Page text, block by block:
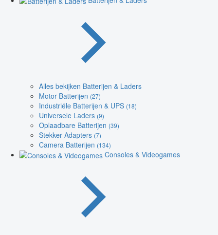
Alles bekijken Batterijen & Laders
Motor Batterijen (27)
Industriële Batterijen & UPS (18)
Universele Laders (9)
Oplaadbare Batterijen (39)
Stekker Adapters (7)
Camera Batterijen (134)
Consoles & Videogames